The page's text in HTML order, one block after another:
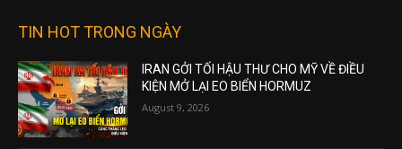
TIN HOT TRONG NGÀY
IRAN GỞI TỐI HẬU THƯ CHO MỸ VỀ ĐIỀU
KIỆN MỞ LẠI EO BIỂN HORMUZ
August 9, 2026